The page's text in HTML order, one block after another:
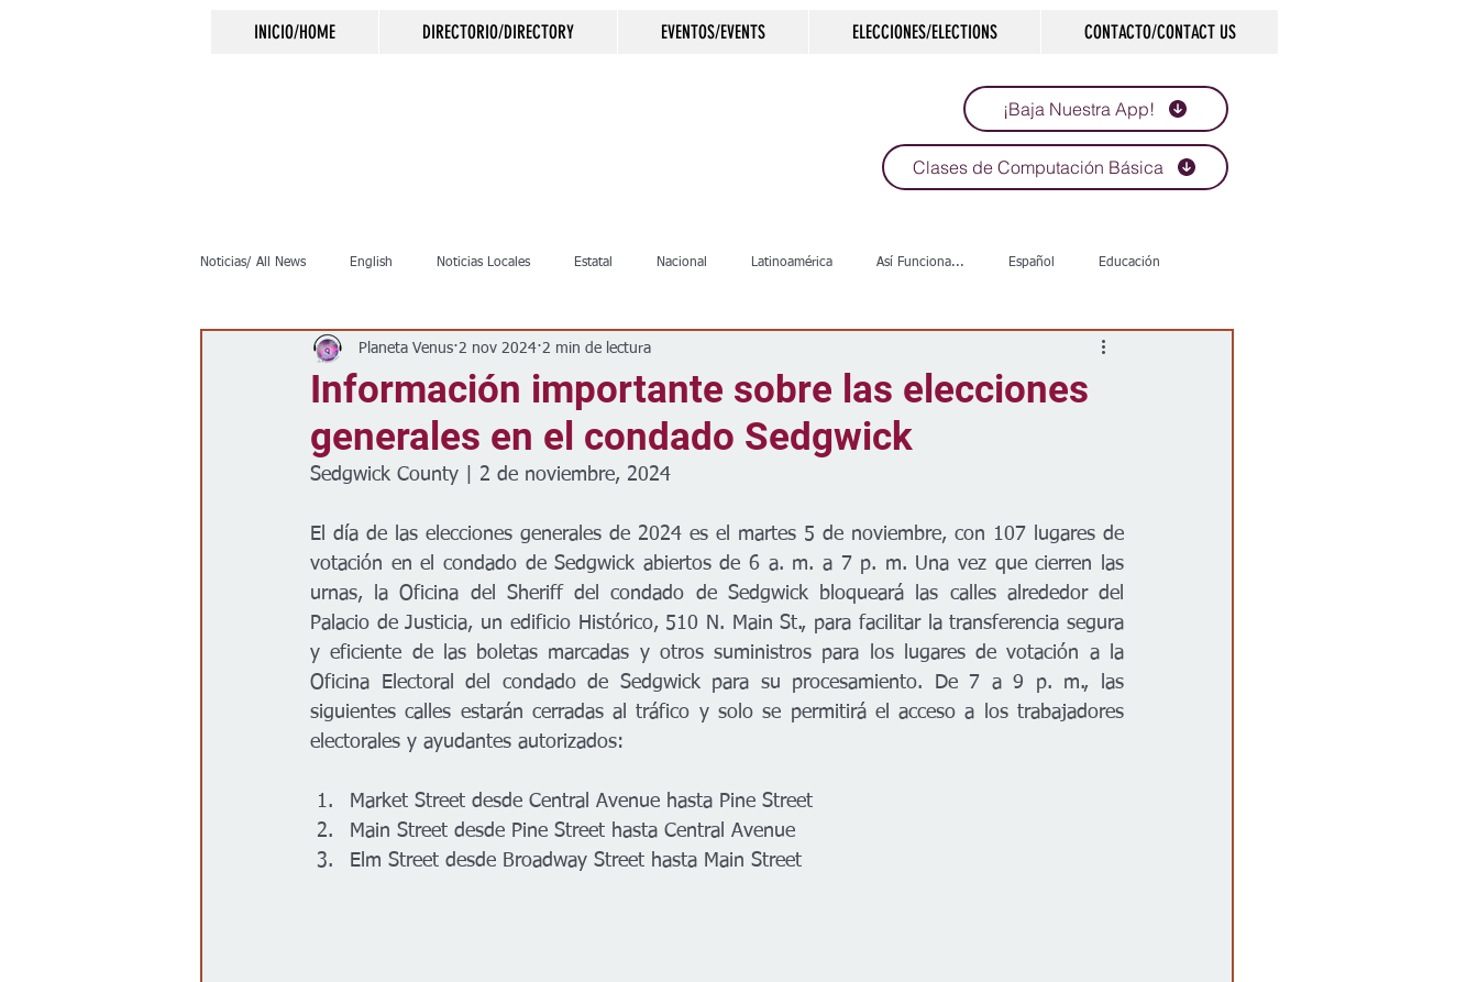
INICIO/HOME DIRECTORIO/DIRECTORY EVENTOS/EVENTS ELECCIONES/ELECTIONS CONTACTO/CONTACT US
¡Baja Nuestra App!
Clases de Computación Básica
Noticias/ All News English Noticias Locales Estatal Nacional Latinoamérica Así Funciona... Español Educación
Inmigración Crimen Negocios Salud Arte & Cultura
Clima Vivienda Escuelas Calles Desamparados Carreteras
Espectáculos
Información importante sobre las elecciones
generales en el condado Sedgwick
Planeta Venus 2 nov 2024 2 min de lectura
Sedgwick County | 2 de noviembre, 2024
El día de las elecciones generales de 2024 es el martes 5 de noviembre, con 107 lugares de
votación en el condado de Sedgwick abiertos de 6 a. m. a 7 p. m. Una vez que cierren las
urnas, la Oficina del Sheriff del condado de Sedgwick bloqueará las calles alrededor del
Palacio de Justicia, un edificio Histórico, 510 N. Main St., para facilitar la transferencia segura
y eficiente de las boletas marcadas y otros suministros para los lugares de votación a la
Oficina Electoral del condado de Sedgwick para su procesamiento. De 7 a 9 p. m., las
siguientes calles estarán cerradas al tráfico y solo se permitirá el acceso a los trabajadores
electorales y ayudantes autorizados:
Market Street desde Central Avenue hasta Pine Street
Main Street desde Pine Street hasta Central Avenue
Elm Street desde Broadway Street hasta Main Street